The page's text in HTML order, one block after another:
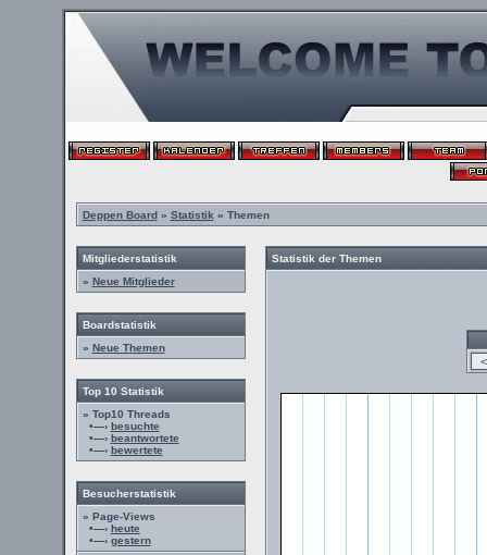
Deppen Board» Statistik » Themen
Mitgliederstatistik
» Neue Mitglieder
Boardstatistik
» Neue Themen
Top 10 Statistik
» Top10 Threads
•—› besuchte
•—› beantwortete
•—› bewertete
Besucherstatistik
» Page-Views
•—› heute
•—› gestern
Statistik der Themen